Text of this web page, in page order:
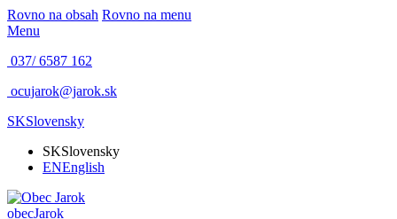
Rovno na obsah Rovno na menu
Menu
037/ 6587 162
ocujarok@jarok.sk
SKSlovensky
SKSlovensky
ENEnglish
obecJarok